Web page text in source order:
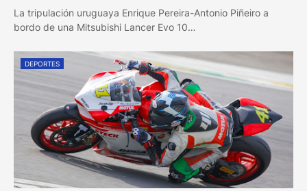
La tripulación uruguaya Enrique Pereira-Antonio Piñeiro a
bordo de una Mitsubishi Lancer Evo 10…
DEPORTES